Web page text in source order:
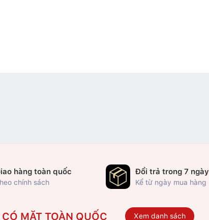
hàng toàn quốc
chính sách
Đổi trả trong 7 ngày
Kể từ ngày mua hàng
MẶT TOÀN QUỐC Xem danh sách